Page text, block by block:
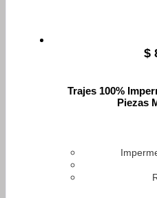
$
Trajes 100%
Piezas